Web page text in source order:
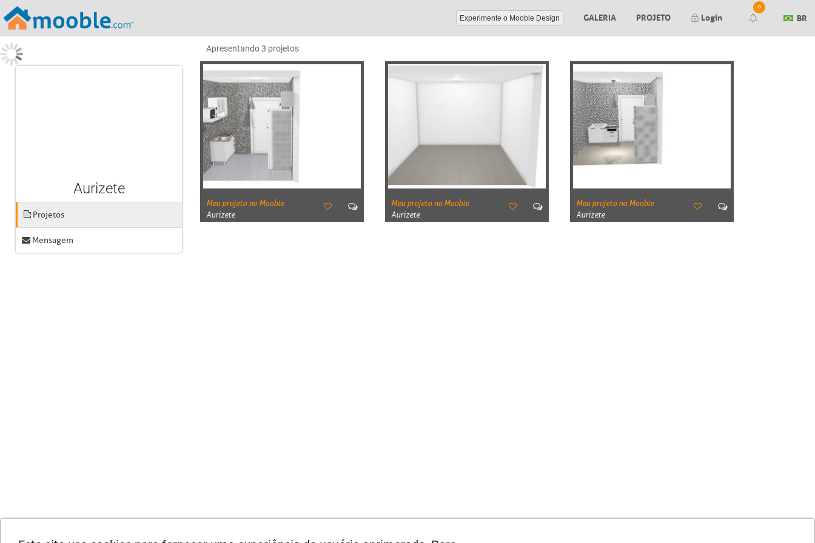
Experimente o Mooble Design GALERIA PROJETO Login
0
BR
Aurizete
Projetos
Mensagem
Apresentando3 projetos
Meu projeto no Mooble
Aurizete
Meu projeto no Mooble
Aurizete
Meu projeto no Mooble
Aurizete
Falha ao gerar seu render. Tente
novamente mais tarde.
Falha ao gerar seu preview. Tente
novamente mais tarde.
Nova mensagem no orçamento #
Orçamento # negado pelo cliente